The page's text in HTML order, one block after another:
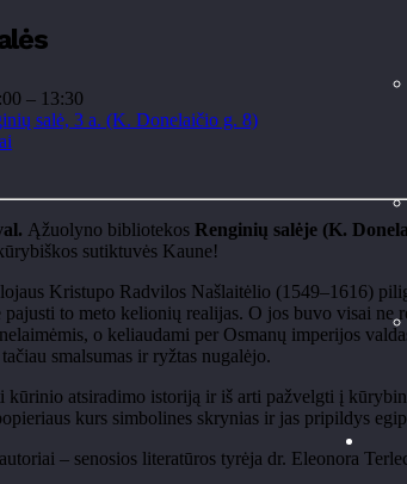
– 13:30
salė, 3 a. (K. Donelaičio g. 8)
Ąžuolyno bibliotekos Renginių salėje (K.
sutiktuvės Kaune!
Kristupo Radvilos Našlaitėlio (1549–1616)
to meto kelionių realijas. O jos buvo visai
o keliaudami per Osmanų imperijos
smalsumas ir ryžtas nugalėjo.
kūrinio atsiradimo istoriją ir iš arti pažvelgti į
kurs simbolines skrynias ir jas pripildys
– senosios literatūros tyrėja dr. Eleonora